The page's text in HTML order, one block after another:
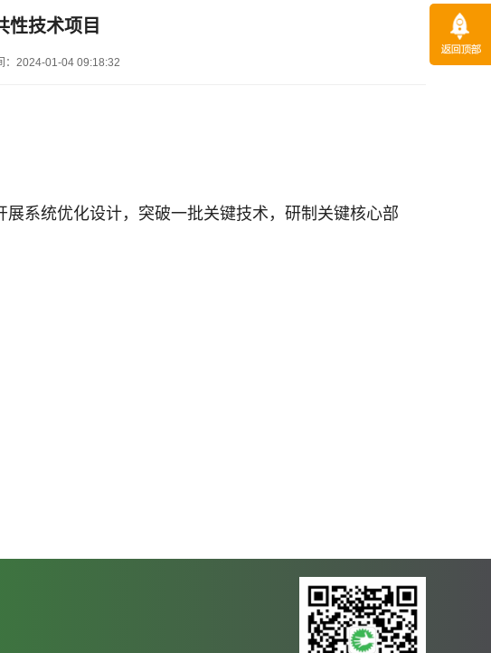
性技术项目
：2024-01-04 09:18:32
系统优化设计，突破一批关键技术，研制关键核心部